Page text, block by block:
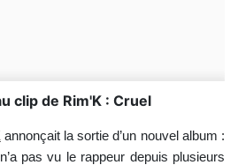
clip de Rim'K : Cruel
annonçait la sortie d’un nouvel album :
pas vu le rappeur depuis plusieurs